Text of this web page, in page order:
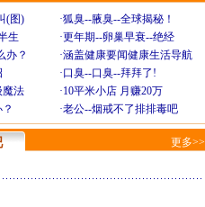
(图) ·狐臭--腋臭--全球揭秘！
生 ·更年期--卵巢早衰--绝经
办？ ·涵盖健康要闻健康生活导航
·口臭--口臭--拜拜了!
魔法 ·10平米小店 月赚20万
·老公--烟戒不了排排毒吧
更多>>